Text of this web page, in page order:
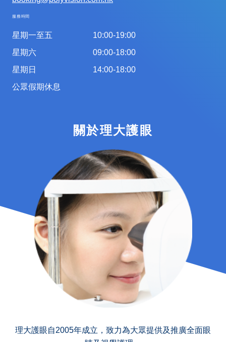
服務時間
星期一至五
星期六
星期日
公眾假期休息
10:00-19:00
09:00-18:00
14:00-18:00
關於理大護眼
理大護眼自2005年成立，致力為大眾提供及推廣全面眼